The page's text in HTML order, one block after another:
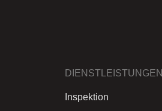
DIENSTLEISTUNGEN
Inspektion